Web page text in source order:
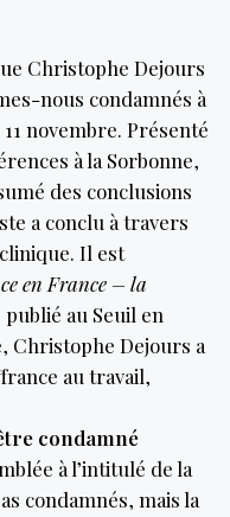
Christophe Dejours
nous condamnés à
novembre. Présenté
à la Sorbonne,
des conclusions
a conclu à travers
Il est
en France – la
publié au Seuil en
Christophe Dejours a
au travail,
condamné
à l’intitulé de la
condamnés, mais la